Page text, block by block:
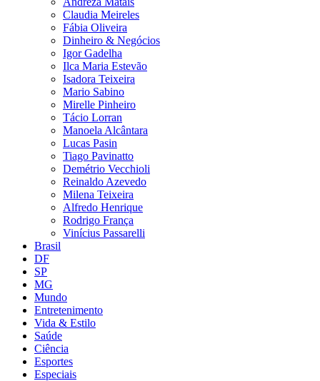
Claudia Meireles
Fábia Oliveira
Dinheiro & Negócios
Igor Gadelha
Ilca Maria Estevão
Isadora Teixeira
Mario Sabino
Mirelle Pinheiro
Tácio Lorran
Manoela Alcântara
Lucas Pasin
Tiago Pavinatto
Demétrio Vecchioli
Reinaldo Azevedo
Milena Teixeira
Alfredo Henrique
Rodrigo França
Vinícius Passarelli
Brasil
DF
SP
MG
Mundo
Entretenimento
Vida & Estilo
Saúde
Ciência
Esportes
Especiais